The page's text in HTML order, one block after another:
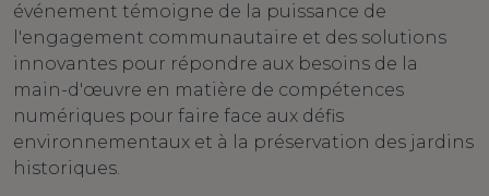
événement témoigne de la puissance de
l'engagement communautaire et des solutions
innovantes pour répondre aux besoins de la
main-d'œuvre en matière de compétences
numériques pour faire face aux défis
environnementaux et à la préservation des jardins
historiques.